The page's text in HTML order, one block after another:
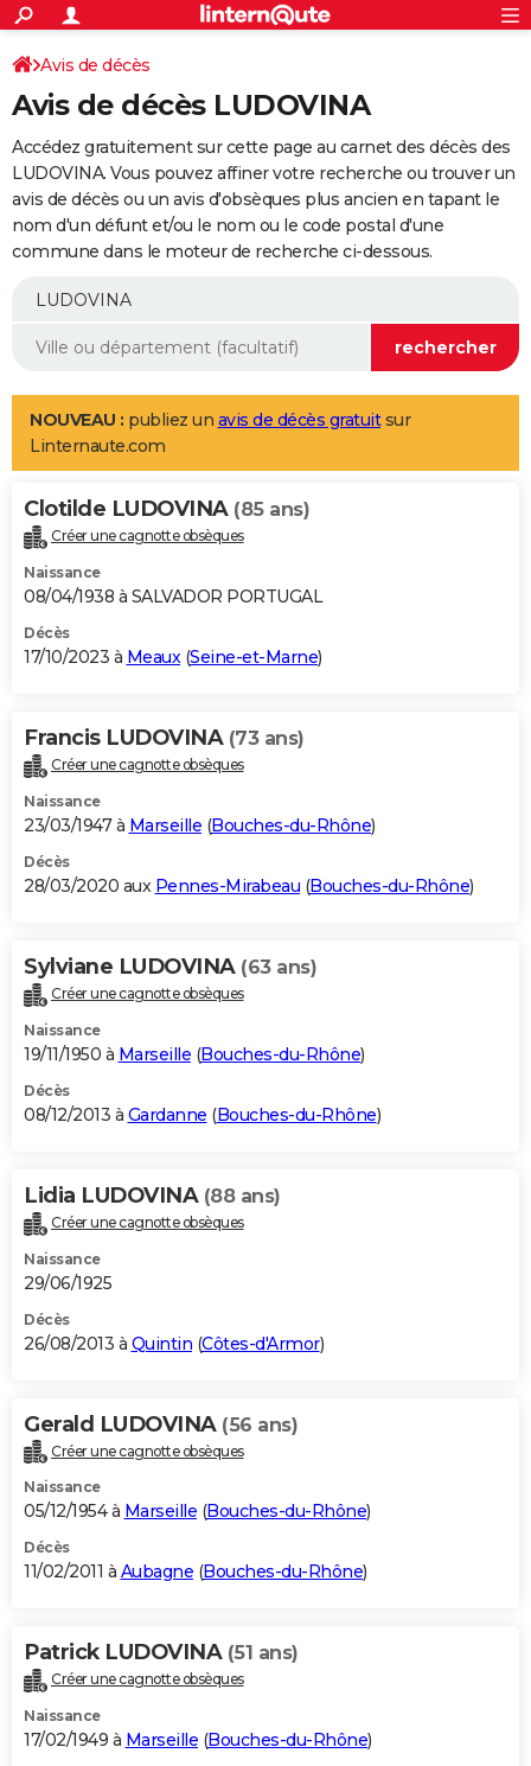
ACTUALITÉS
Politique
Société
Faits Divers
Education
Monde
Villes
+
SPORT
Coupe du monde 2026
Football
Tennis
Cyclisme
Rugby
Forum
Programme TV
TNTStreaming
Cinéma
Sorties cinéma
Musique
+FINANCE
Retraite
Epargne
Immobilier
Risques naturels par ville
Banque
Assurance
AUTO
Essais
Réserver un essai
Citadines
Berlines
SUV
Forum auto
+
Mobiles
Meilleur smartphone
Internet
Ordinateurs
Jeux vidéo
Guide high-tech
Aménagement intérieur
LIFESTYLE
Art de vivre
Bien-être
Loisirs
Mode
Modes de vie
Alimentation
Guide de la santé
Maladies
Médicaments
Sommeil
VOYAGE
Destinations
City break
Voyage nature
Voyage de noces
Forum
Climat
+PHOTO
GUIDES D'ACHAT
BONS PLANS
Carte de Noël
Carte Bonne année
Carte Saint-Valentin
Carte Pâques
Carte d'anniversaire
DICTIONNAIRE
Dictionnaire
Biographies
Citations
Expressions
Proverbes
PROGRAMME TV
S'inscrire
Se connecter
Lycées
Collèges
Primaires
Universités
Entreprises
Service militaire
Avis de recherche
AVIS DE DÉCÈS
Bricolage
Lifestyle
Culture
Sport
Auto
Television
Voyage
Cinema
Avis de décès
Avis de décès LUDOVINA
Accédez gratuitement sur cette page au carnet des décès des
LUDOVINA. Vous pouvez affiner votre recherche ou trouver un
avis de décès ou un avis d'obsèques plus ancien en tapant le
nom d'un défunt et/ou le nom ou le code postal d'une
commune dans le moteur de recherche ci-dessous.
NOUVEAU : publiez un avis de décès gratuitsur
Linternaute.com
Clotilde LUDOVINA (85 ans)
Créer une cagnotte obsèques
Naissance
08/04/1938 à SALVADOR PORTUGAL
Décès
17/10/2023 à Meaux(Seine-et-Marne)
Francis LUDOVINA (73 ans)
Créer une cagnotte obsèques
Naissance
23/03/1947 à Marseille (Bouches-du-Rhône)
Décès
28/03/2020 aux Pennes-Mirabeau (Bouches-du-Rhône)
Sylviane LUDOVINA (63 ans)
Créer une cagnotte obsèques
Naissance
19/11/1950 à Marseille (Bouches-du-Rhône)
Décès
08/12/2013 à Gardanne (Bouches-du-Rhône)
Lidia LUDOVINA (88 ans)
Créer une cagnotte obsèques
Naissance
29/06/1925
Décès
26/08/2013 à Quintin (Côtes-d'Armor)
Gerald LUDOVINA (56 ans)
Créer une cagnotte obsèques
Naissance
05/12/1954 à Marseille (Bouches-du-Rhône)
Décès
11/02/2011 à Aubagne (Bouches-du-Rhône)
Patrick LUDOVINA (51 ans)
Créer une cagnotte obsèques
Naissance
17/02/1949 à Marseille (Bouches-du-Rhône)